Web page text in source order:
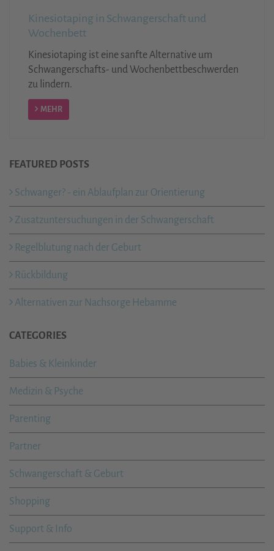
Kinesiotaping in Schwangerschaft und
Wochenbett
Kinesiotaping ist eine sanfte Alternative um
Schwangerschafts- und Wochenbettbeschwerden
zu lindern.
MEHR
FEATURED POSTS
Schwanger? - ein Ablaufplan zur Orientierung
Zusatzuntersuchungen in der Schwangerschaft
Regelblutung nach der Geburt
Rückbildung
Alternativen zur Nachsorge Hebamme
CATEGORIES
Babies & Kleinkinder
Medizin & Psyche
Parenting
Partner
Schwangerschaft & Geburt
Shopping
Support & Info